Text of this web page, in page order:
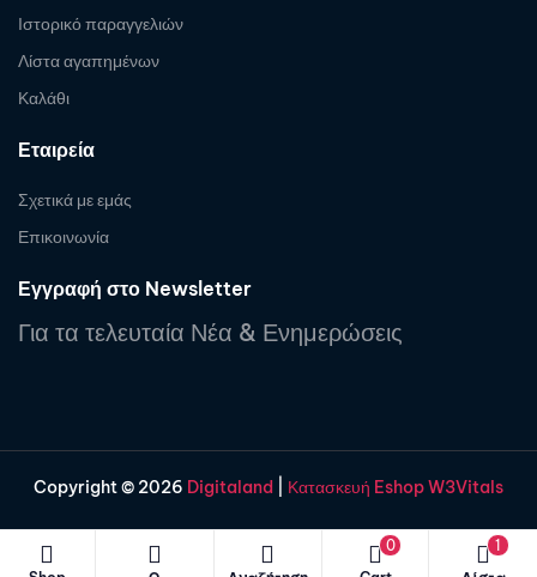
0
1
Ιστορικό παραγγελιών
Λίστα αγαπημένων
Καλάθι
Εταιρεία
Σχετικά με εμάς
Επικοινωνία
Εγγραφή στο Newsletter
Για τα τελευταία Νέα & Ενημερώσεις
Copyright © 2026 Digitaland Κατασκευή Eshop W3Vitals